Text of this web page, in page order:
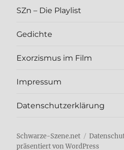
SZn – Die Play­list
Gedich­te
Exor­zis­mus im Film
Impres­sum
Daten­schutz­er­klä­rung
Schwarze-Szene.net
präsentiert von WordPress